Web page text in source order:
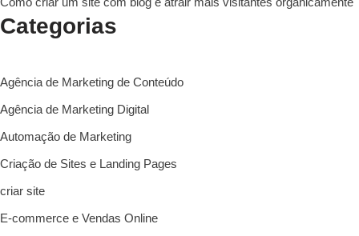
Categorias
Agência de Marketing de Conteúdo
Agência de Marketing Digital
Automação de Marketing
Criação de Sites e Landing Pages
criar site
E-commerce e Vendas Online